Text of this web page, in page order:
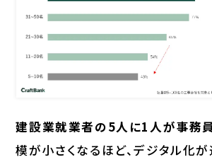
建設業就業者の5人に1人が事務
模が小さくなるほど、デジタル化